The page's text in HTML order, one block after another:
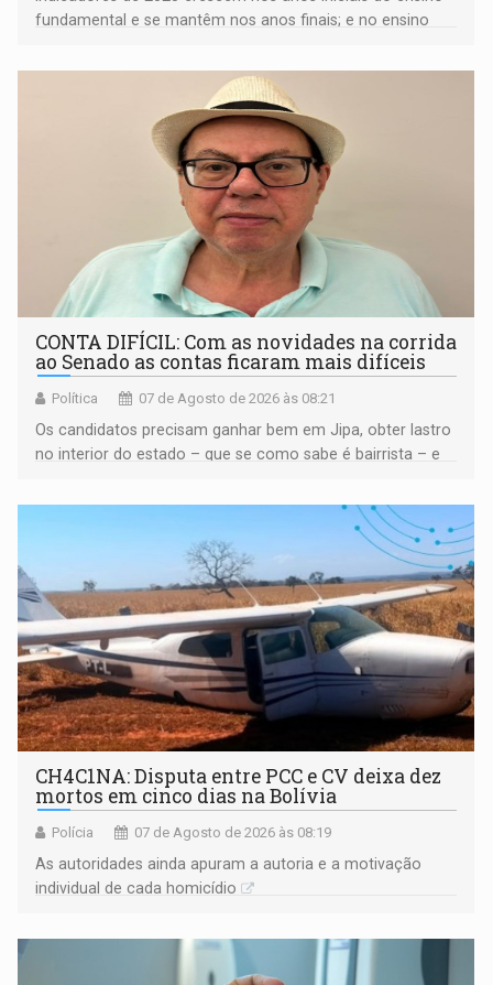
fundamental e se mantêm nos anos finais; e no ensino
CONTA DIFÍCIL: Com as novidades na corrida
ao Senado as contas ficaram mais difíceis
Política 07 de Agosto de 2026 às 08:21
Os candidatos precisam ganhar bem em Jipa, obter lastro
no interior do estado – que se como sabe é bairrista – e
garantir
CH4C1NA: Disputa entre PCC e CV deixa dez
mortos em cinco dias na Bolívia
Polícia 07 de Agosto de 2026 às 08:19
As autoridades ainda apuram a autoria e a motivação
individual de cada homicídio